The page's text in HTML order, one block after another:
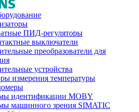
ПИД-регуляторы
выключатели
преобразователи для
устройства
измерения температуры
идентификации MOBY
машинного зрения SIMATIC